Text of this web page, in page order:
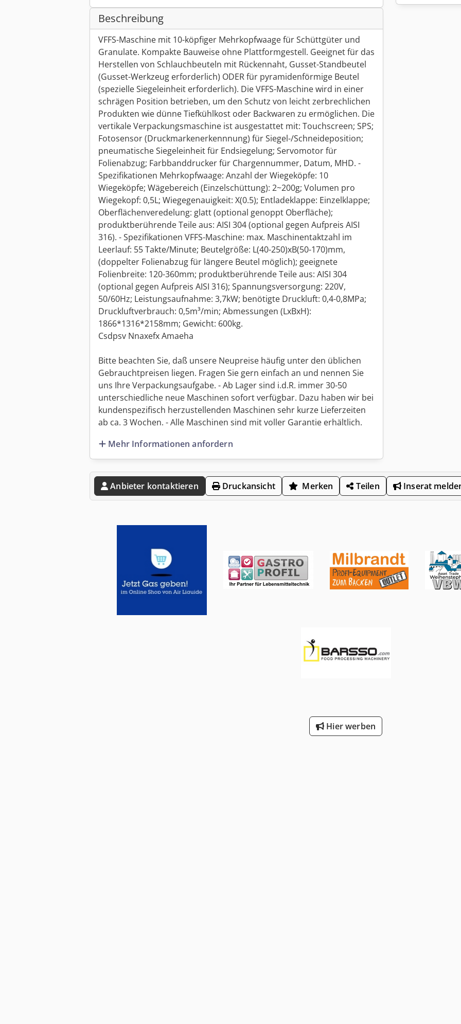
Beschreibung
VFFS-Maschine mit 10-köpfiger Mehrkopfwaage für Schüttgüter und
Granulate. Kompakte Bauweise ohne Plattformgestell. Geeignet für das
Herstellen von Schlauchbeuteln mit Rückennaht, Gusset-Standbeutel
(Gusset-Werkzeug erforderlich) ODER für pyramidenförmige Beutel
(spezielle Siegeleinheit erforderlich). Die VFFS-Maschine wird in einer
schrägen Position betrieben, um den Schutz von leicht zerbrechlichen
Produkten wie dünne Tiefkühlkost oder Backwaren zu ermöglichen. Die
vertikale Verpackungsmaschine ist ausgestattet mit: Touchscreen; SPS;
Fotosensor (Druckmarkenerkennnung) für Siegel-/Schneideposition;
pneumatische Siegeleinheit für Endsiegelung; Servomotor für
Folienabzug; Farbbanddrucker für Chargennummer, Datum, MHD. -
Spezifikationen Mehrkopfwaage: Anzahl der Wiegeköpfe: 10
Wiegeköpfe; Wägebereich (Einzelschüttung): 2~200g; Volumen pro
Wiegekopf: 0,5L; Wiegegenauigkeit: X(0.5); Entladeklappe: Einzelklappe;
Oberflächenveredelung: glatt (optional genoppt Oberfläche);
produktberührende Teile aus: AISI 304 (optional gegen Aufpreis AISI
316). - Spezifikationen VFFS-Maschine: max. Maschinentaktzahl im
Leerlauf: 55 Takte/Minute; Beutelgröße: L(40-250)xB(50-170)mm,
(doppelter Folienabzug für längere Beutel möglich); geeignete
Folienbreite: 120-360mm; produktberührende Teile aus: AISI 304
(optional gegen Aufpreis AISI 316); Spannungsversorgung: 220V,
50/60Hz; Leistungsaufnahme: 3,7kW; benötigte Druckluft: 0,4-0,8MPa;
Druckluftverbrauch: 0,5m³/min; Abmessungen (LxBxH):
1866*1316*2158mm; Gewicht: 600kg.
Csdpsv Nnaxefx Amaeha
Bitte beachten Sie, daß unsere Neupreise häufig unter den üblichen
Gebrauchtpreisen liegen. Fragen Sie gern einfach an und nennen Sie
uns Ihre Verpackungsaufgabe. - Ab Lager sind i.d.R. immer 30-50
unterschiedliche neue Maschinen sofort verfügbar. Dazu haben wir bei
kundenspezifisch herzustellenden Maschinen sehr kurze Lieferzeiten
ab ca. 3 Wochen. - Alle Maschinen sind mit voller Garantie erhältlich.
Mehr Informationen anfordern
Anbieter kontaktieren Druckansicht Merken Teilen Inserat
Hier werben